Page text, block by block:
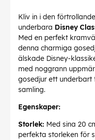
Kliv in i den
underbara Disney
Med en perfekt
denna charmiga
älskade Disney-
med noggrann
gosedjur ett underbart
samling.
Egenskaper:
Storlek: Med sina 20
perfekta storleken för